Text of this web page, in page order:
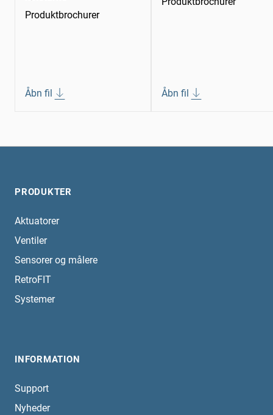
Produktbrochurer
Åbn fil Åbn fil
PRODUKTER
Aktuatorer
Ventiler
Sensorer og målere
RetroFIT
Systemer
INFORMATION
Support
Nyheder